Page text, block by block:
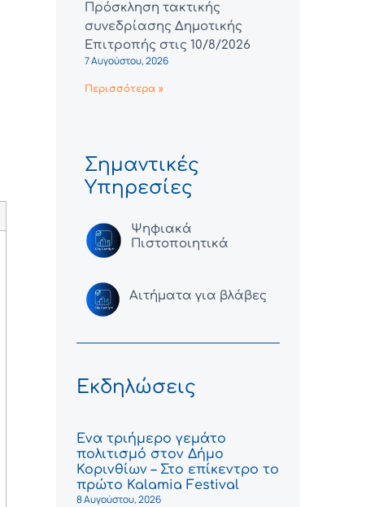
Πρόσκληση τακτικής
συνεδρίασης Δημοτικής
Επιτροπής στις 10/8/2026
7 Αυγούστου, 2026
Περισσότερα »
Σημαντικές
Υπηρεσίες
Ψηφιακά
Πιστοποιητικά
Αιτήματα για βλάβες
Εκδηλώσεις
Ένα τριήμερο γεμάτο
πολιτισμό στον Δήμο
Κορινθίων – Στο επίκεντρο το
πρώτο Kalamia Festival
8 Αυγούστου, 2026